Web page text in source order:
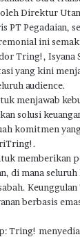
Direktur
PT Pegadaian,
ini
Tring!, Isyana
yang kini
audience.
menjawab
solusi
komitmen
memberikan
di mana
berbasis
Tring!